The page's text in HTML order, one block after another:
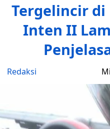
Tergelincir di
Inten II
Redaksi